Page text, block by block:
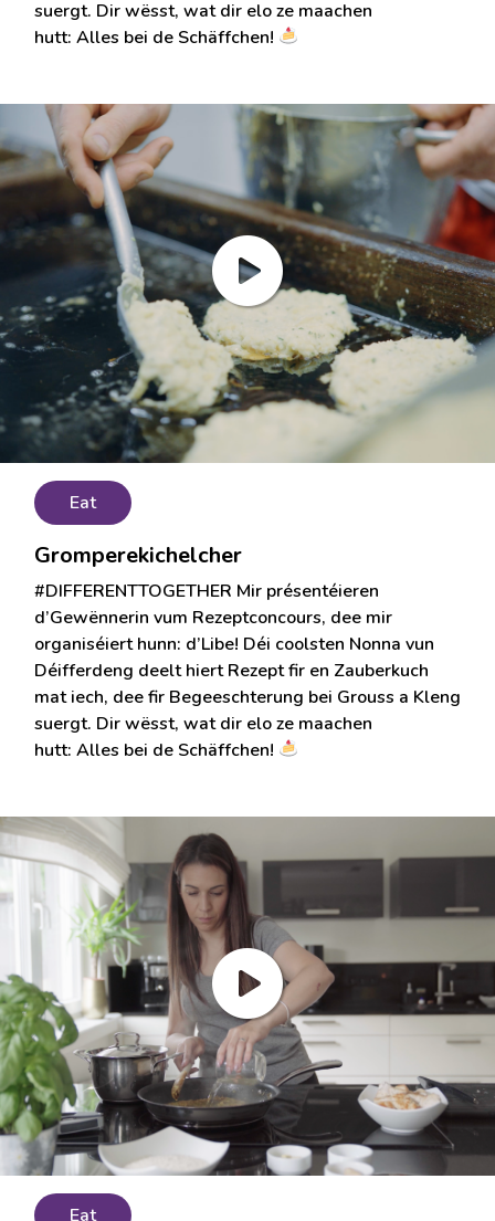
suergt. Dir wësst, wat dir elo ze maachen
hutt: Alles bei de Schäffchen!
Eat
Gromperekichelcher
#DIFFERENTTOGETHER Mir présentéieren
d’Gewënnerin vum Rezeptconcours, dee mir
organiséiert hunn: d’Libe! Déi coolsten Nonna vun
Déifferdeng deelt hiert Rezept fir en Zauberkuch
mat iech, dee fir Begeeschterung bei Grouss a Kleng
suergt. Dir wësst, wat dir elo ze maachen
hutt: Alles bei de Schäffchen!
Eat